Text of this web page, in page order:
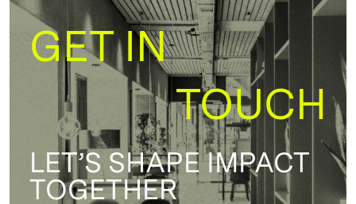
GET IN
LET’S SHAPE IMPACT
TOGETHER
TOUCH